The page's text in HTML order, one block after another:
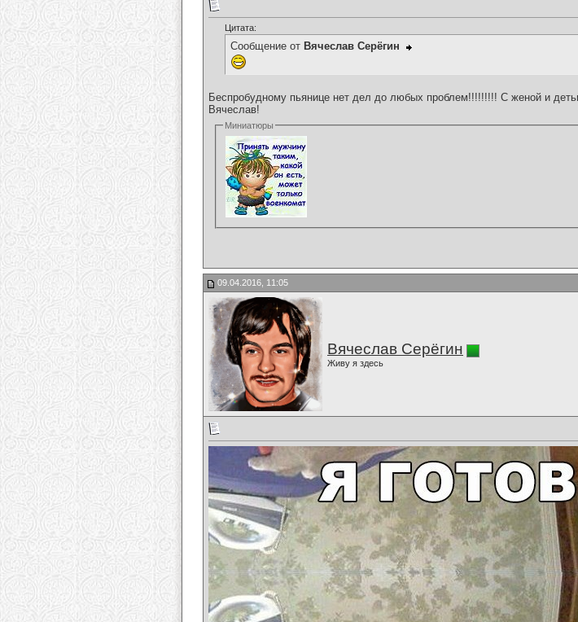
Цитата:
Сообщение от Вячеслав Серёгин
Беспробудному пьянице нет дел до любых проблем!!!!!!!!! С женой и
Вячеслав!
Миниатюры
09.04.2016, 11:05
Вячеслав Серёгин
Живу я здесь